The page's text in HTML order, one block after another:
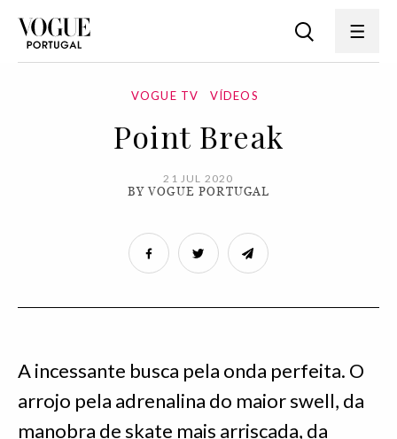
VOGUE TV VÍDEOS
Point Break
21 JUL 2020
BY VOGUE PORTUGAL
A incessante busca pela onda perfeita. O
arrojo pela adrenalina do maior swell, da
manobra de skate mais arriscada, da